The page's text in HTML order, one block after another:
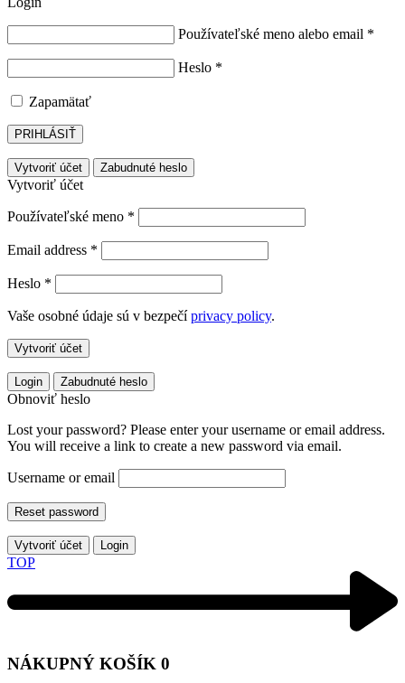
Používateľské meno alebo email *
Heslo *
Zapamätať
PRIHLÁSIŤ
Vytvoriť účet Zabudnuté heslo
Vytvoriť účet
Používateľské meno *
Email address *
Heslo *
Vaše osobné údaje sú v bezpečíprivacy policy.
Vytvoriť účet
Login Zabudnuté heslo
Obnoviť heslo
Lost your password? Please enter your username or email address.
You will receive a link to create a new password via email.
Username or email
Reset password
Vytvoriť účet Login
TOP
NÁKUPNÝ KOŠÍK 0